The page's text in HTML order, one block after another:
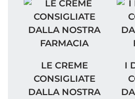
LE CREME
LE CREME
CONSIGLIATE
DALLA NOSTRA
II